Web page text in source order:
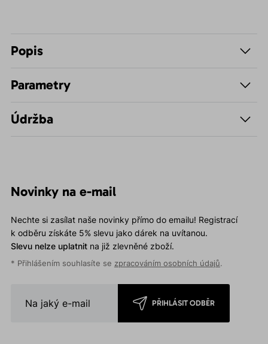
Popis
Parametry
Údržba
Novinky na e-mail
Nechte si zasílat naše novinky přímo do emailu! Registrací
k odběru získáte 5% slevu jako dárek na uvítanou.
Slevu nelze uplatnitna již zlevněné zboží.
* Přihlášením souhlasíte se zpracováním osobních údajů.
PŘIHLÁSIT ODBĚR